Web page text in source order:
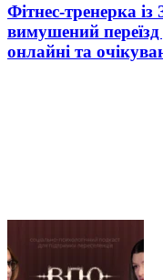
Фітнес-тренерка
вимушений переїзд
онлайні та